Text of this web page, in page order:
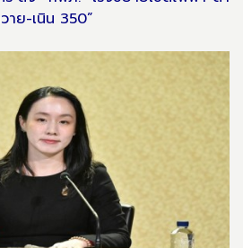
าย-เนิน 350”